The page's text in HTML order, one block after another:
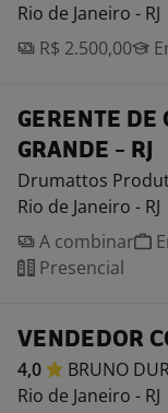
Rio de Janeiro - RJ
R$ 2.500,00
GERENTE DE
GRANDE - RJ
Drumattos
Rio de Janeiro - RJ
A combinar
Presencial
VENDEDOR
4,0 BRUNO
Rio de Janeiro - RJ